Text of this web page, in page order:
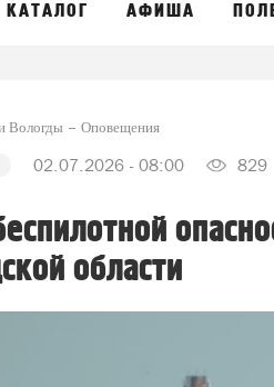
КАТАЛОГ АФИША
Вологды Оповещения
02.07.2026 - 08:00 829
области